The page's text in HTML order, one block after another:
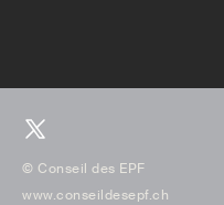
© Conseil des EPF
www.conseildesepf.ch